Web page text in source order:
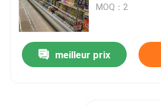
Congélateur profond de coffre
portance 60kg
MOQ：2
meilleur prix